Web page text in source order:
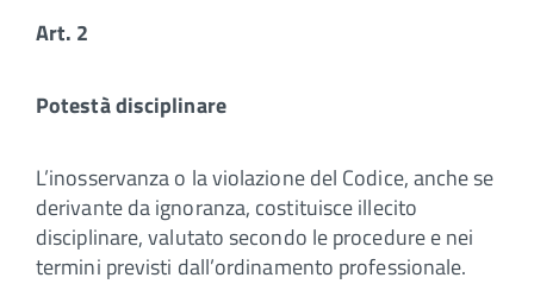
Art. 2
Potestà disciplinare
L’inosservanza o la violazione del Codice, anche se
derivante da ignoranza, costituisce illecito
disciplinare, valutato secondo le procedure e nei
termini previsti dall’ordinamento professionale.